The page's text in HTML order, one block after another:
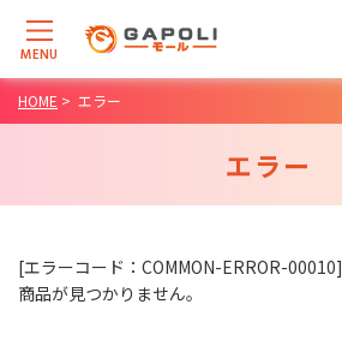
MENU
HOME > エラー
エラー
[エラーコード：COMMON-ERROR-00010]
商品が見つかりません。